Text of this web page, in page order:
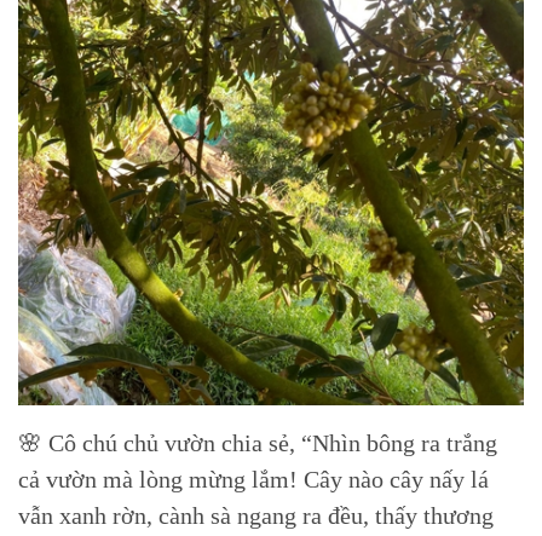
🌸 Cô chú chủ vườn chia sẻ, “Nhìn bông ra trắng
cả vườn mà lòng mừng lắm! Cây nào cây nấy lá
vẫn xanh rờn, cành sà ngang ra đều, thấy thương